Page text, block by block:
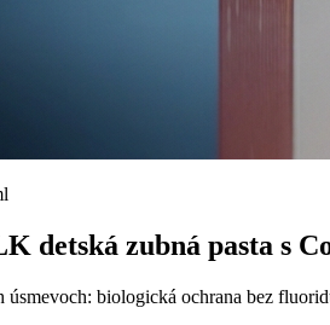
detská zubná pasta s
biologická ochrana bez